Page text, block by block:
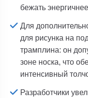
бежать
Для
для рисунка на
трамплина: он
зоне носка, что
интенсивный
Разработчики